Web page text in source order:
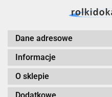
Dane adresowe
Informacje
O sklepie